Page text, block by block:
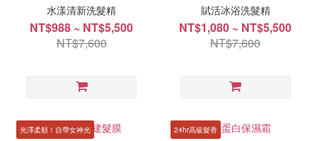
水漾清新洗髮精
NT$988 ~ NT$5,500
NT$7,600
賦活冰浴洗髮精
NT$1,080 ~ NT$5,500
NT$7,600
光澤柔順！自帶女神光 24hr高級髮香